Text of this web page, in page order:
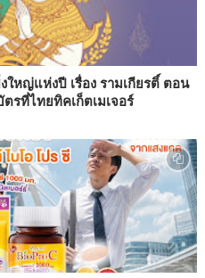
หญ่แห่งปี เรื่อง รามเกียรติ์ ตอน
รที่ไทยทิคเก็ตเมเจอร์